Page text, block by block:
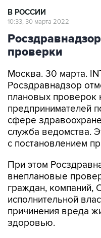
В РОССИИ
10:33, 30 марта 2022
проверки
Москва. 30 марта.
Росздравнадзор
плановых проверок
предпринимателей
сфере
служба ведомства.
с постановлением
При этом
внеплановые
граждан, компаний,
исполнительной
причинения вреда
здоровью.